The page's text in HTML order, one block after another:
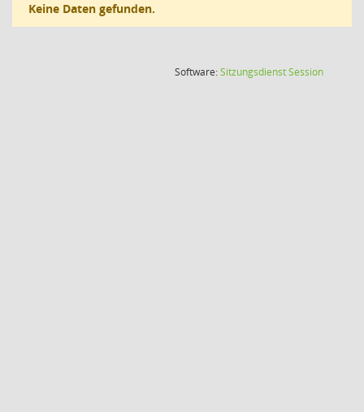
Keine Daten gefunden.
Software:SitzungsdienstSession(Wird in